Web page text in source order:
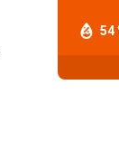
54